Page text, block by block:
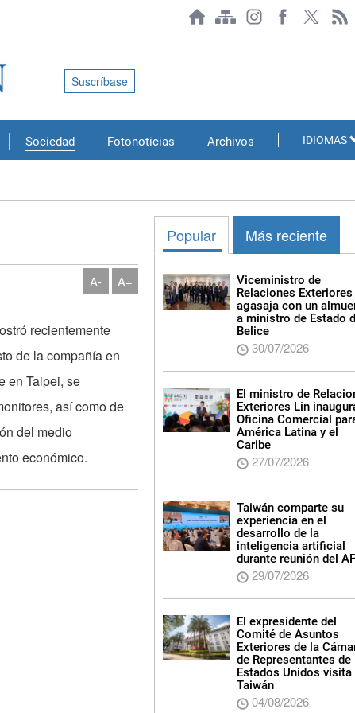
Sociedad Fotonoticias Archivos
Suscríbase
IDIOMAS
A- A+
recientemente
de la compañía en
en Taipei, se
así como de
del medio
económico.
Popular Más reciente
Viceministro de
Relaciones Exteriores
agasaja con un
a ministro de Estado
Belice
30/07/2026
El ministro de
Exteriores Lin
Oficina Comercial
América Latina y el
Caribe
27/07/2026
Taiwán comparte su
experiencia en el
desarrollo de la
inteligencia artificial
durante reunión del
29/07/2026
El expresidente del
Comité de Asuntos
Exteriores de la
de Representantes de
Estados Unidos visita
Taiwán
04/08/2026